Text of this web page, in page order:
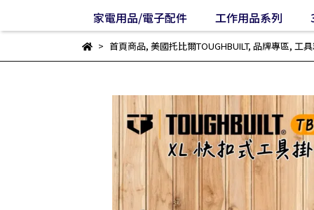
家電用品/電子配件
工作用品系列
首頁商品, 美國托比爾TOUGHBUILT, 品牌專區, 工